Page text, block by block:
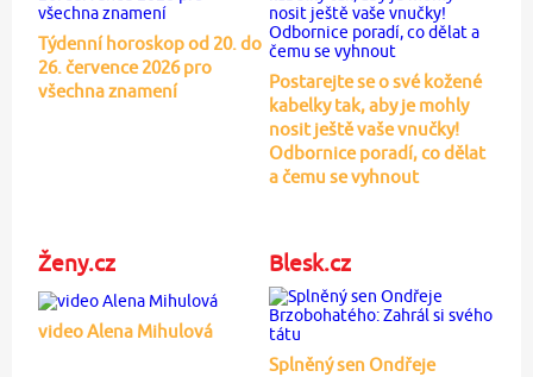
Týdenní horoskop od 20. do
26. července 2026 pro
všechna znamení
Postarejte se o své kožené
kabelky tak, aby je mohly
nosit ještě vaše vnučky!
Odbornice poradí, co dělat
a čemu se vyhnout
Ženy.cz
video Alena Mihulová
Blesk.cz
Splněný sen Ondřeje